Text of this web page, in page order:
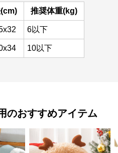
推奨体重(kg)
6以下
10以下
のおすすめアイテム